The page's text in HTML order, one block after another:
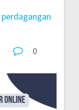
perdagangan
0